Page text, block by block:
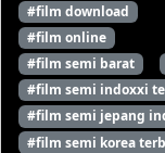
#film download
#film online
#film semi barat
#film semi indoxxi
#film semi jepang
#film semi korea